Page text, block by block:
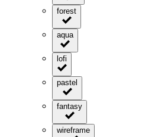
forest
aqua
lofi
pastel
fantasy
wireframe